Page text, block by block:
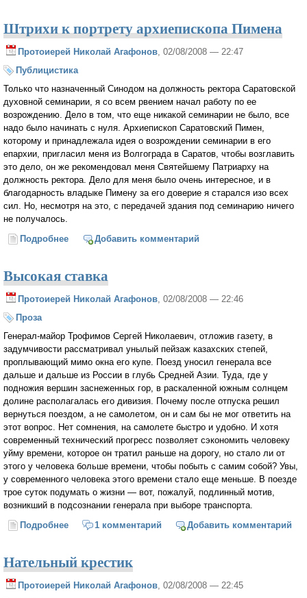
Штрихи к портрету архиепископа Пимена
Протоиерей Николай Агафонов, 02/08/2008 — 22:47
Публицистика
Только что назначенный Синодом на должность ректора Саратовской
духовной семинарии, я со всем рвением начал работу по ее
возрождению. Дело в том, что еще никакой семинарии не было, все
надо было начинать с нуля. Архиепископ Саратовский Пимен,
которому и принадлежала идея о возрождении семинарии в его
епархии, пригласил меня из Волгограда в Саратов, чтобы возглавить
это дело, он же рекомендовал меня Святейшему Патриарху на
должность ректора. Дело для меня было очень интересное, и в
благодарность владыке Пимену за его доверие я старался изо всех
сил. Но, несмотря на это, с передачей здания под семинарию ничего
не получалось.
Подробнее о Штрихи к портрету архиепископа Пимена
Добавить комментарий
Высокая ставка
Протоиерей Николай Агафонов, 02/08/2008 — 22:46
Проза
Генерал-майор Трофимов Сергей Николаевич, отложив газету, в
задумчивости рассматривал унылый пейзаж казахских степей,
проплывающий мимо окна его купе. Поезд уносил генерала все
дальше и дальше из России в глубь Средней Азии. Туда, где у
подножия вершин заснеженных гор, в раскаленной южным солнцем
долине располагалась его дивизия. Почему после отпуска решил
вернуться поездом, а не самолетом, он и сам бы не мог ответить на
этот вопрос. Нет сомнения, на самолете быстро и удобно. И хотя
современный технический прогресс позволяет сэкономить человеку
уйму времени, которое он тратил раньше на дорогу, но стало ли от
этого у человека больше времени, чтобы побыть с самим собой? Увы,
у современного человека этого времени стало еще меньше. В поезде
трое суток подумать о жизни — вот, пожалуй, подлинный мотив,
возникший в подсознании генерала при выборе транспорта.
Подробнее о Высокая ставка
1 комментарий Добавить комментарий
Нательный крестик
Протоиерей Николай Агафонов, 02/08/2008 — 22:45